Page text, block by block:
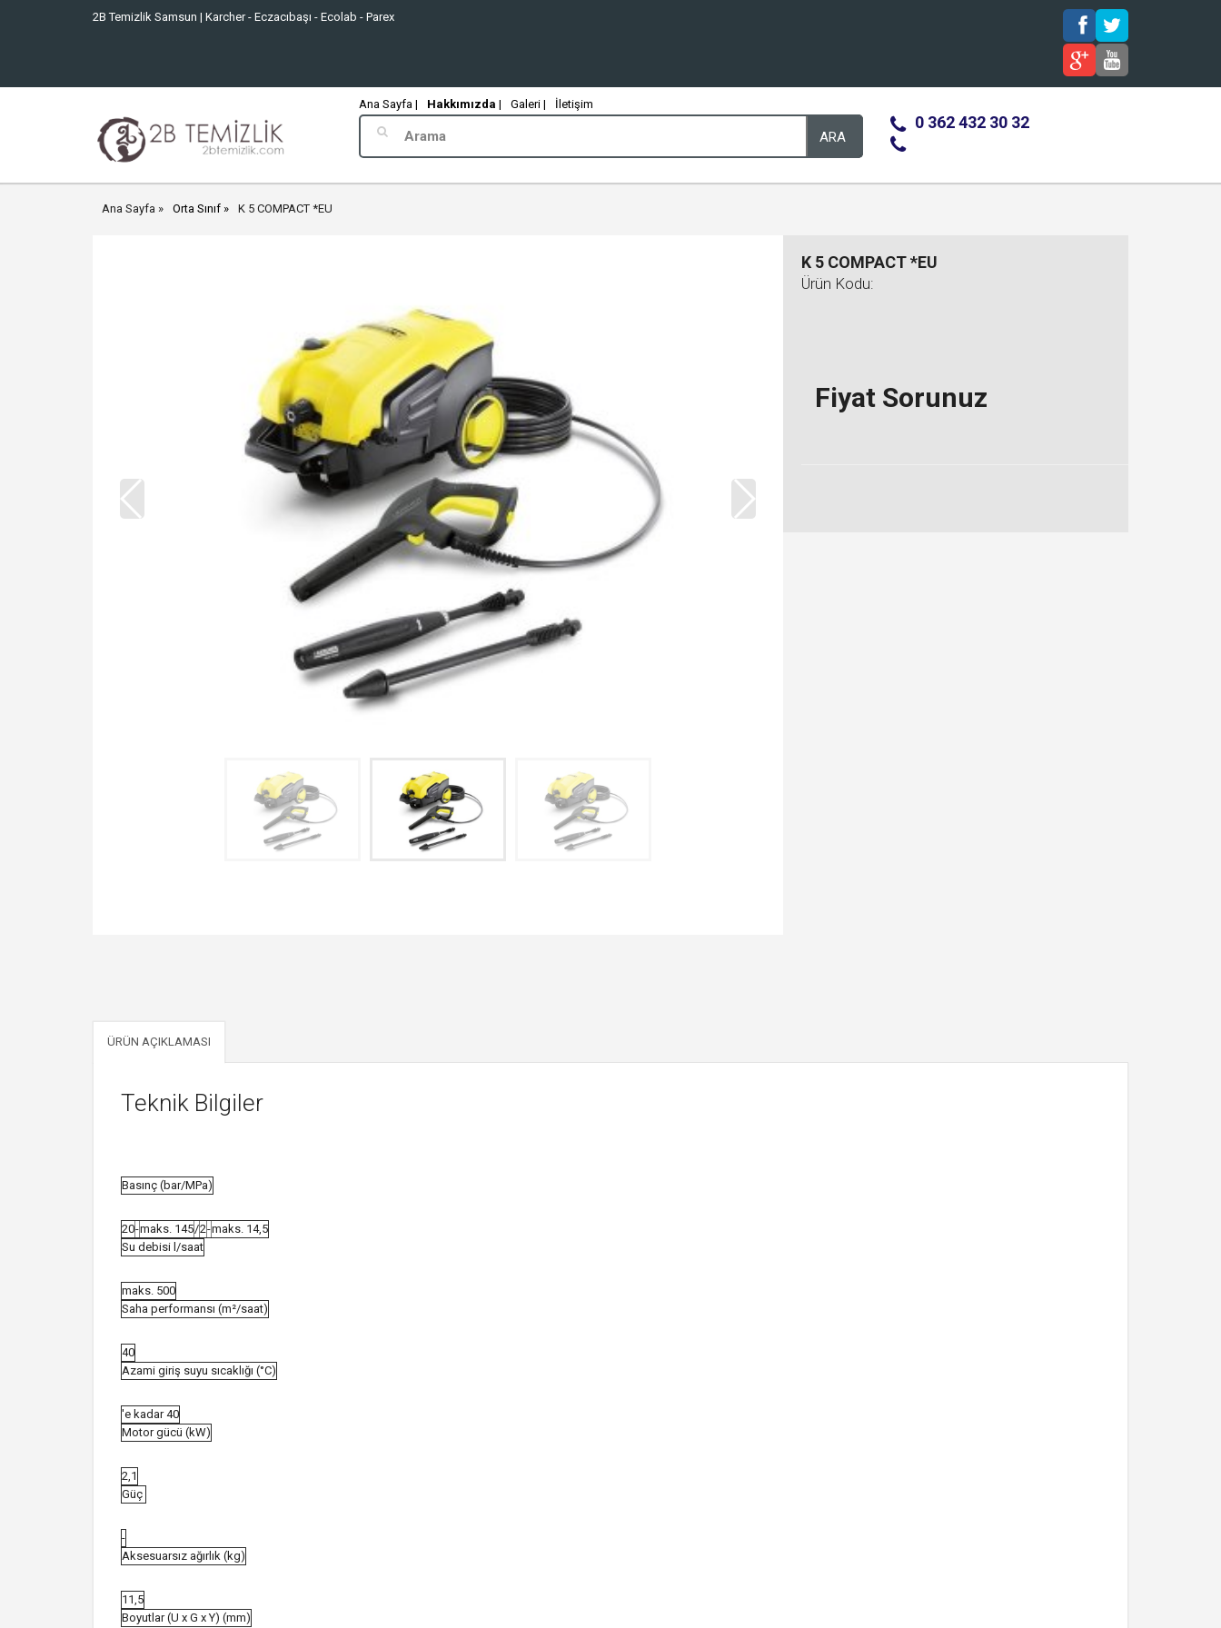
2B Temizlik Samsun | Karcher - Eczacıbaşı - Ecolab - Parex
Ana Sayfa | Hakkımızda | Galeri | İletişim
ARA
0 362 432 30 32
Ana Sayfa Orta Sınıf K 5 COMPACT *EU
K 5 COMPACT *EU
Ürün Kodu:
Fiyat Sorunuz
ÜRÜN AÇIKLAMASI
Teknik Bilgiler
Basınç (bar/MPa)
20-maks. 145/2-maks. 14,5
Su debisi l/saat
maks. 500
Saha performansı (m²/saat)
40
Azami giriş suyu sıcaklığı (°C)
'e kadar 40
Motor gücü (kW)
2,1
Güç
-
Aksesuarsız ağırlık (kg)
11,5
Boyutlar (U x G x Y) (mm)